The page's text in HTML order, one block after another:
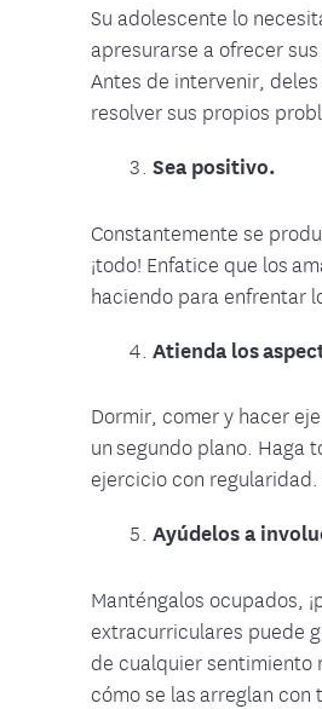
Su adolescente lo
apresurarse a ofrecer
Antes de intervenir,
resolver sus propios
Sea positivo.
Constantemente se
¡todo! Enfatice que los
haciendo para enfrentar
Atienda los
Dormir, comer y hacer
un segundo plano. Haga
ejercicio con
Ayúdelos a
Manténgalos ocupados,
extracurriculares puede
de cualquier sentimiento
cómo se las arreglan con